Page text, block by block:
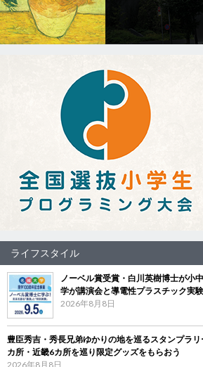
ライフスタイル
ノーベル賞受賞・白川英樹博士が小
学が講演会と導電性プラスチック実
2026年8月8日
豊臣秀吉・秀長兄弟ゆかりの地を巡るスタンプラ
カ所・近畿6カ所を巡り限定グッズをもらおう
2026年8月8日